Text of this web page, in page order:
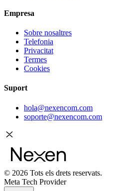
Empresa
Sobre nosaltres
Telefonia
Privacitat
Termes
Cookies
Suport
hola@nexencom.com
soporte@nexencom.com
© 2026 Tots els drets reservats.
Meta Tech Provider